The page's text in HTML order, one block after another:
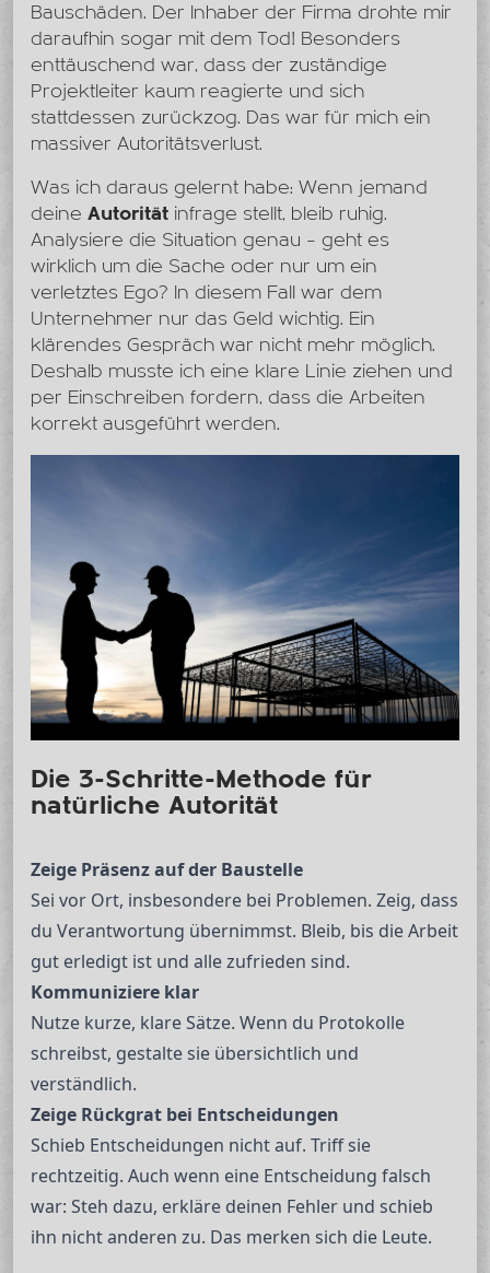
Bauschäden. Der Inhaber der Firma drohte mir
daraufhin sogar mit dem Tod! Besonders
enttäuschend war, dass der zuständige
Projektleiter kaum reagierte und sich
stattdessen zurückzog. Das war für mich ein
massiver Autoritätsverlust.
Was ich daraus gelernt habe: Wenn jemand
deine Autorität infrage stellt, bleib ruhig.
Analysiere die Situation genau – geht es
wirklich um die Sache oder nur um ein
verletztes Ego? In diesem Fall war dem
Unternehmer nur das Geld wichtig. Ein
klärendes Gespräch war nicht mehr möglich.
Deshalb musste ich eine klare Linie ziehen und
per Einschreiben fordern, dass die Arbeiten
korrekt ausgeführt werden.
Die 3-Schritte-Methode für
natürliche Autorität
Zeige Präsenz auf der Baustelle
Sei vor Ort, insbesondere bei Problemen. Zeig, dass
du Verantwortung übernimmst. Bleib, bis die Arbeit
gut erledigt ist und alle zufrieden sind.
Kommuniziere klar
Nutze kurze, klare Sätze. Wenn du Protokolle
schreibst, gestalte sie übersichtlich und
verständlich.
Zeige Rückgrat bei Entscheidungen
Schieb Entscheidungen nicht auf. Triff sie
rechtzeitig. Auch wenn eine Entscheidung falsch
war: Steh dazu, erkläre deinen Fehler und schieb
ihn nicht anderen zu. Das merken sich die Leute.